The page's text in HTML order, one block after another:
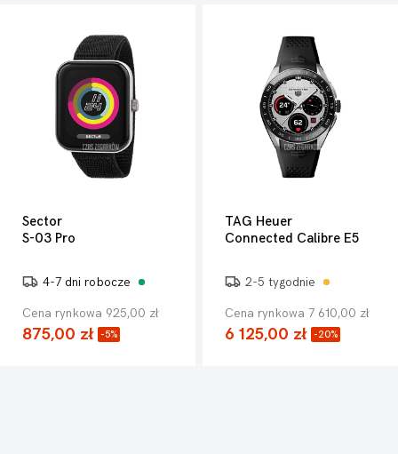
Sector
S-03 Pro
4-7 dni robocze
Cena rynkowa 925,00 zł
875,00 zł -5%
TAG Heuer
Connected Calibre E5
2-5 tygodnie
Cena rynkowa 7 610,00 zł
6 125,00 zł -20%